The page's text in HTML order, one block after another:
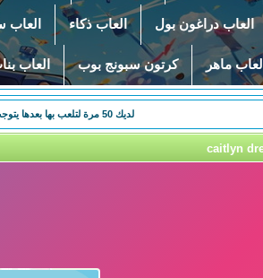
العاب دراغون بول العاب ذكاء العاب
العاب ماهر كرتون سبونج بوب العاب
لديك50 مرة لتلعب بها بعدها